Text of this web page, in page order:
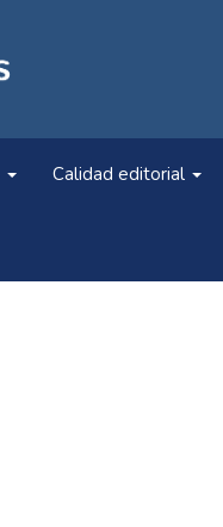
Calidad editorial